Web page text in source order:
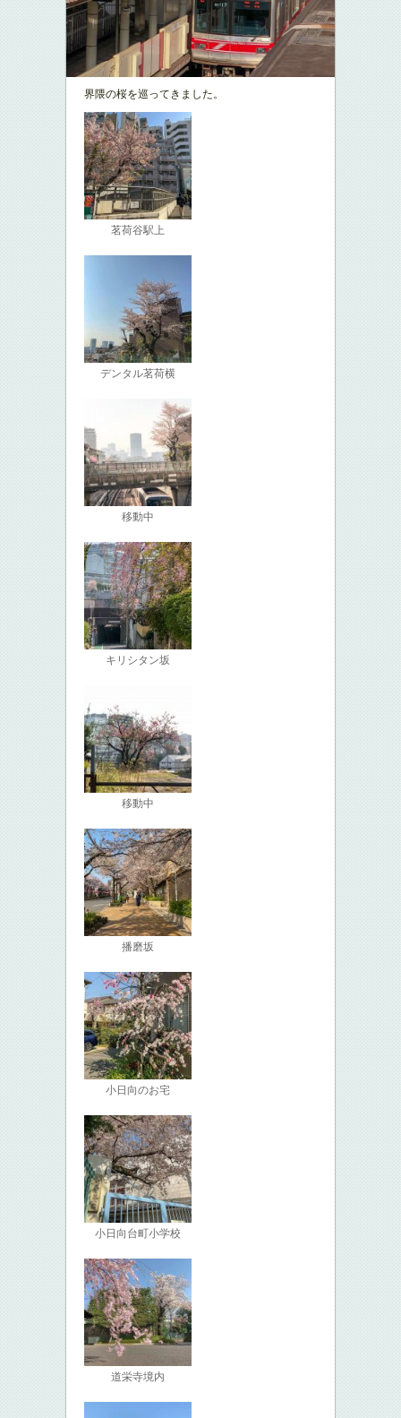
界隈の桜を巡ってきました。
茗荷谷駅上
デンタル茗荷横
移動中
キリシタン坂
移動中
播磨坂
小日向のお宅
小日向台町小学校
道栄寺境内